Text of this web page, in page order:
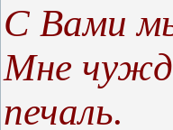
С Вами
Мне
печаль.